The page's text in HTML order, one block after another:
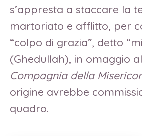
s’appresta a staccare la
martoriato e afflitto, per
“colpo di grazia”, detto
(Ghedullah), in omaggio
Compagnia della
origine avrebbe
quadro.